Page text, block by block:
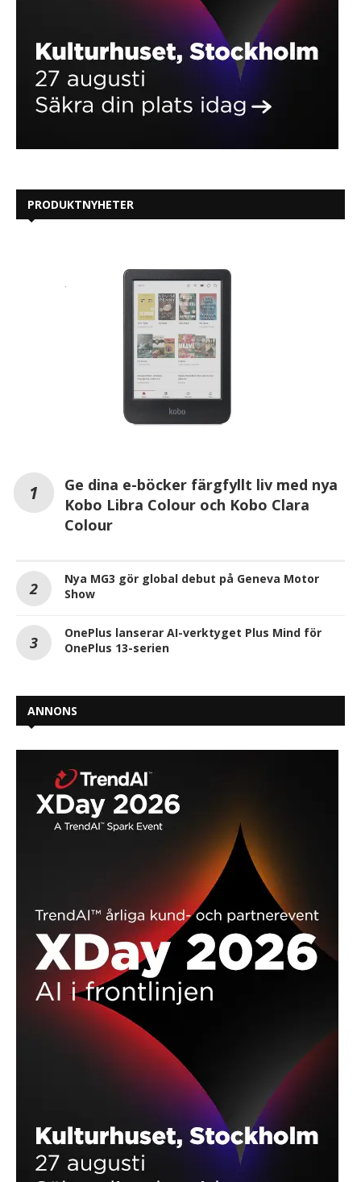
PRODUKTNYHETER
Ge dina e-böcker färgfyllt liv med nya
Kobo Libra Colour och Kobo Clara
Colour
Nya MG3 gör global debut på Geneva Motor
Show
OnePlus lanserar AI-verktyget Plus Mind för
OnePlus 13-serien
ANNONS